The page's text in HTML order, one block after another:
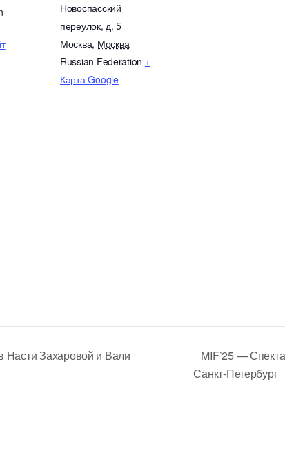
Новоспасский
переулок, д. 5
Москва, Москва
Russian Federation +
Карта Google
Захаровой и Вали
MIF’25 —
Санкт-Петербург